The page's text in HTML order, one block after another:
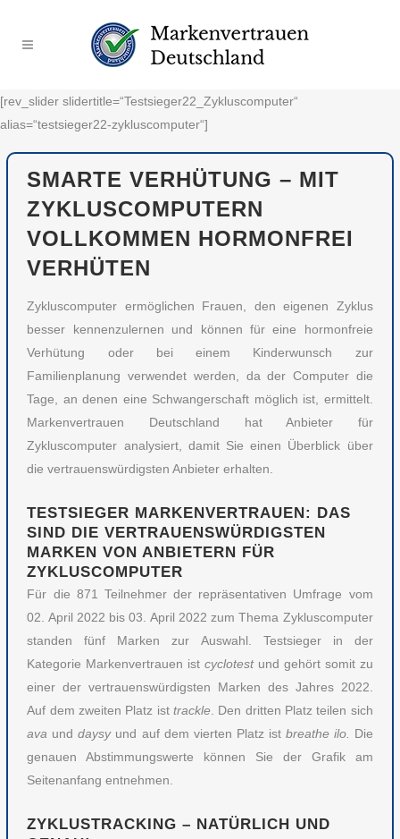
[rev_slider slidertitle=“Testsieger22_Zykluscomputer“
alias=“testsieger22-zykluscomputer“]
SMARTE VERHÜTUNG – MIT
ZYKLUSCOMPUTERN
VOLLKOMMEN HORMONFREI
VERHÜTEN
Zykluscomputer ermöglichen Frauen, den eigenen Zyklus
besser kennenzulernen und können für eine hormonfreie
Verhütung oder bei einem Kinderwunsch zur
Familienplanung verwendet werden, da der Computer die
Tage, an denen eine Schwangerschaft möglich ist, ermittelt.
Markenvertrauen Deutschland hat Anbieter für
Zykluscomputer analysiert, damit Sie einen Überblick über
die vertrauenswürdigsten Anbieter erhalten.
TESTSIEGER MARKENVERTRAUEN: DAS
SIND DIE VERTRAUENSWÜRDIGSTEN
MARKEN VON ANBIETERN FÜR
ZYKLUSCOMPUTER
Für die 871 Teilnehmer der repräsentativen Umfrage vom
02. April 2022 bis 03. April 2022 zum Thema Zykluscomputer
standen fünf Marken zur Auswahl. Testsieger in der
Kategorie Markenvertrauen istcyclotest und gehört somit zu
einer der vertrauenswürdigsten Marken des Jahres 2022.
Auf dem zweiten Platz ist trackle . Den dritten Platz teilen sich
ava unddaysy und auf dem vierten Platz ist breathe ilo. Die
genauen Abstimmungswerte können Sie der Grafik am
Seitenanfang entnehmen.
ZYKLUSTRACKING – NATÜRLICH UND